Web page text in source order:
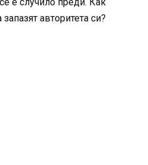
авторитета си?